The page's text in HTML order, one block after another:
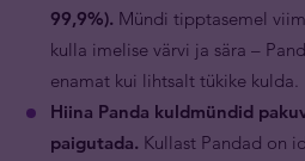
99,9%). Mündi tipptasemel
kulla imelise värvi ja sära –
enamat kui lihtsalt tükike kulda.
Hiina Panda kuldmündid
paigutada. Kullast Pandad on